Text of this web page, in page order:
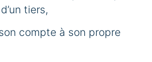
tiers,
compte à son propre